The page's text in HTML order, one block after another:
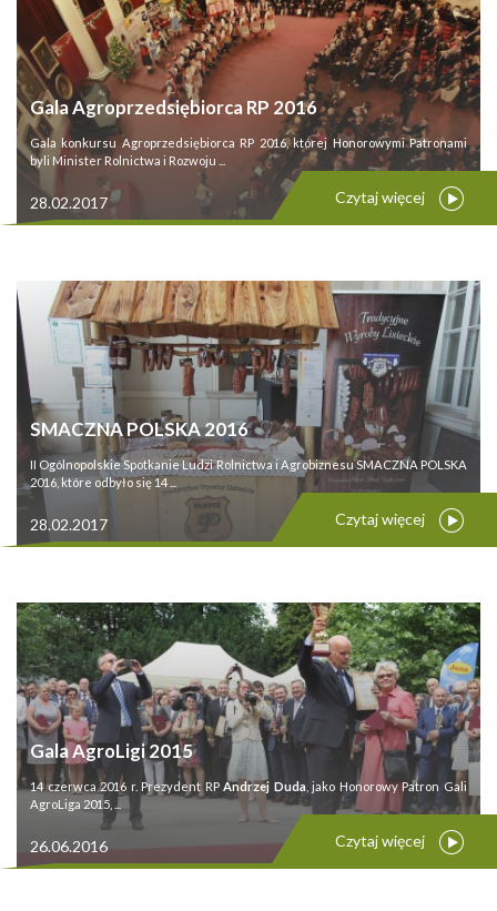
Gala Agroprzedsiębiorca RP 2016
Gala konkursu Agroprzedsiębiorca RP 2016, której Honorowymi Patronami
byli Minister Rolnictwa i Rozwoju ...
28.02.2017 Czytaj więcej
SMACZNA POLSKA 2016
II Ogólnopolskie Spotkanie Ludzi Rolnictwa i Agrobiznesu SMACZNA POLSKA
2016, które odbyło się 14 ...
28.02.2017 Czytaj więcej
Gala AgroLigi 2015
14 czerwca 2016 r. Prezydent RPAndrzej Duda, jako Honorowy Patron Gali
AgroLiga 2015, ...
26.06.2016 Czytaj więcej